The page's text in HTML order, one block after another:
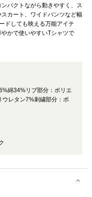
パクトながら動きやすく、ス
カート、ワイドパンツなど幅
ドしても映える万能アイテ
かで使いやすいTシャツで
綿34%リブ部分：ポリエ
レタン7%刺繍部分：ポ